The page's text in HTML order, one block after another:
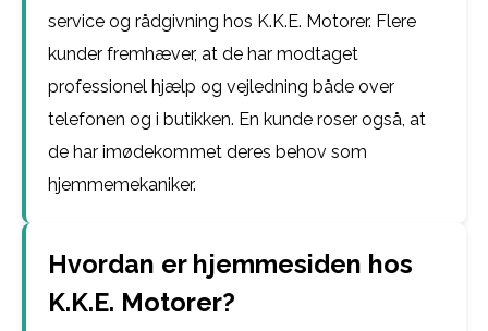
service og rådgivning hos K.K.E. Motorer. Flere
kunder fremhæver, at de har modtaget
professionel hjælp og vejledning både over
telefonen og i butikken. En kunde roser også, at
de har imødekommet deres behov som
hjemmemekaniker.
Hvordan er hjemmesiden hos
K.K.E. Motorer?